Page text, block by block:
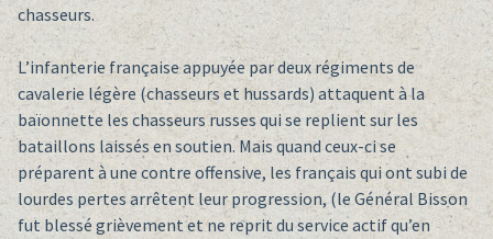
chasseurs.
L’infanterie française appuyée par deux régiments de
cavalerie légère (chasseurs et hussards) attaquent à la
baïonnette les chasseurs russes qui se replient sur les
bataillons laissés en soutien. Mais quand ceux-ci se
préparent à une contre offensive, les français qui ont subi de
lourdes pertes arrêtent leur progression, (le Général Bisson
fut blessé grièvement et ne reprit du service actif qu’en